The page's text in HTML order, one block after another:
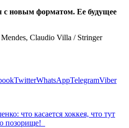
с новым форматом. Ее будущее
Claudio Villa / Stringer
TwitterWhatsAppTelegramViber
что касается хоккея, что тут
позорище!